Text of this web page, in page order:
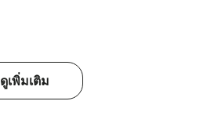
ดูเพิ่มเติม